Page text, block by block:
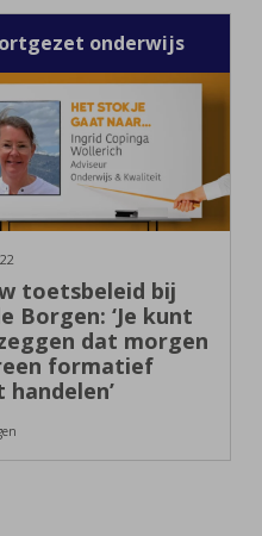
onderwijs
toetsbeleid bij
Borgen: ‘Je kunt
dat morgen
formatief
handelen’